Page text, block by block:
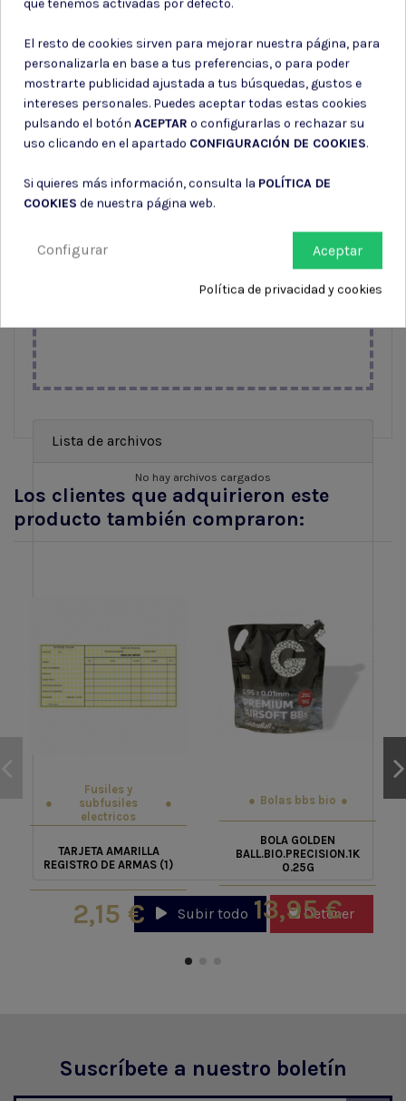
obligatorio subir una foto de tu DNI.
mayor de edad y cumplir con la
normativa vigente. Asegúrate de que
la imagen sea clara y legible. Tus
datos serán tratados con la máxima
seguridad.
Tamaño máximo de archivo: 5120KB
Extensión permitida:
Lista de archivos
No hay archivos cargados
Subir todo Detener
Los clientes que adquirieron este
producto también compraron:
Fusiles y
subfusiles
electricos
TARJETA AMARILLA
REGISTRO DE ARMAS (1)
2,15 €
Bolas bbs bio
BOLA GOLDEN
BALL.BIO.PRECISION.1K
0.25G
13,95 €
Suscríbete a nuestro boletín
que tenemos activadas por defecto.
El resto de cookies sirven para mejorar nuestra página, para
personalizarla en base a tus preferencias, o para poder
mostrarte publicidad ajustada a tus búsquedas, gustos e
intereses personales. Puedes aceptar todas estas cookies
pulsando el botón ACEPTAR o configurarlas o rechazar su
uso clicando en el apartado CONFIGURACIÓN DE COOKIES.
Si quieres más información, consulta la POLÍTICA DE
COOKIES de nuestra página web.
Aceptar
Configurar
Política de privacidad y cookies